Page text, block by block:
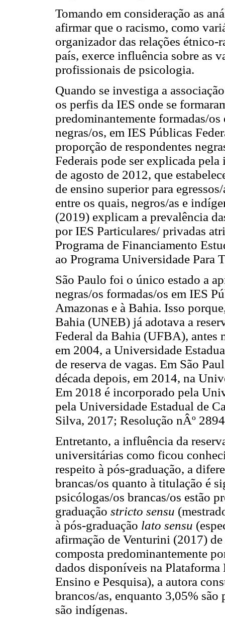
Tomando em consideração as
afirmar que o racismo, como
organizador das relações étnico-
país, exerce influência sobre as
profissionais de psicologia.
Quando se investiga a
os perfis da IES onde se
predominantemente formadas/
negras/os, em IES Públicas
proporção de respondentes
Federais pode ser explicada
de agosto de 2012, que
de ensino superior para
entre os quais, negros/as e
(2019) explicam a prevalência
por IES Particulares/ privadas
Programa de Financiamento
ao Programa Universidade Para
São Paulo foi o único estado a
negras/os formadas/os em IES
Amazonas e à Bahia. Isso
Bahia (UNEB) já adotava a
Federal da Bahia (UFBA), antes
em 2004, a Universidade
de reserva de vagas. Em São
década depois, em 2014, na
Em 2018 é incorporado pela
pela Universidade Estadual de
Silva, 2017; Resolução nÂº
Entretanto, a influência da
universitárias como ficou
respeito à pós-graduação, a
brancas/os quanto à titulação é
psicólogas/os brancas/os estão
graduação stricto sensu
à pós-graduação lato sensu
afirmação de Venturini (2017)
composta predominantemente
dados disponíveis na
Ensino e Pesquisa), a autora
brancos/as, enquanto 3,05% são
são indígenas.